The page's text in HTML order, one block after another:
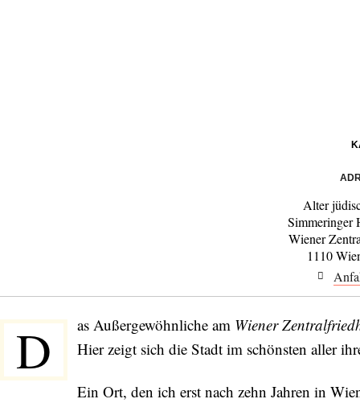
Alter
Simmeringer
Wiener
1110
D as Außergewöhnliche am Wiener
Hier zeigt sich die Stadt im schönsten aller
Ein Ort, den ich erst nach zehn Jahren in